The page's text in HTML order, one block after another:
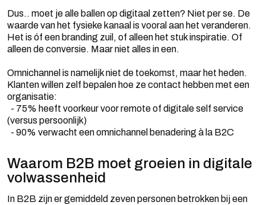
Dus.. moet je alle ballen op digitaal zetten? Niet per se. De
waarde van het fysieke kanaal is vooral aan het veranderen.
Het is óf een branding zuil, of alleen het stuk inspiratie. Of
alleen de conversie. Maar niet alles in een.
Omnichannel is namelijk niet de toekomst, maar het heden.
Klanten willen zelf bepalen hoe ze contact hebben met een
organisatie:
- 75% heeft voorkeur voor remote of digitale self service
(versus persoonlijk)
- 90% verwacht een omnichannel benadering à la B2C
Waarom B2B moet groeien in digitale
volwassenheid
In B2B zijn er gemiddeld zeven personen betrokken bij een